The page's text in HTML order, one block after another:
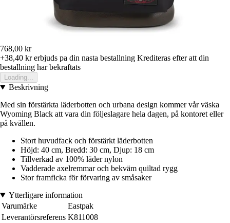
768,00 kr
+38,40 krerbjuds pa din nasta bestallning Krediteras efter att din
bestallning har bekraftats
Loading...
Beskrivning
Med sin förstärkta läderbotten och urbana design kommer vår väska
Wyoming Black att vara din följeslagare hela dagen, på kontoret eller
på kvällen.
Stort huvudfack och förstärkt läderbotten
Höjd: 40 cm, Bredd: 30 cm, Djup: 18 cm
Tillverkad av 100% läder nylon
Vadderade axelremmar och bekväm quiltad rygg
Stor framficka för förvaring av småsaker
Ytterligare information
Varumärke
Eastpak
Leverantörsreferens K811008